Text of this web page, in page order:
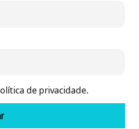
de privacidade.